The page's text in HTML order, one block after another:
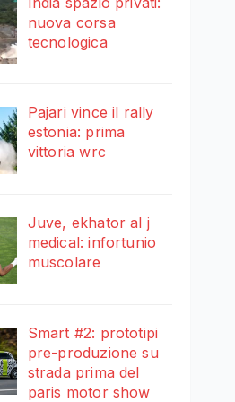
nuova corsa
tecnologica
Pajari vince il rally
estonia: prima
vittoria wrc
Juve, ekhator al j
medical: infortunio
muscolare
Smart #2: prototipi
pre-produzione su
strada prima del
paris motor show